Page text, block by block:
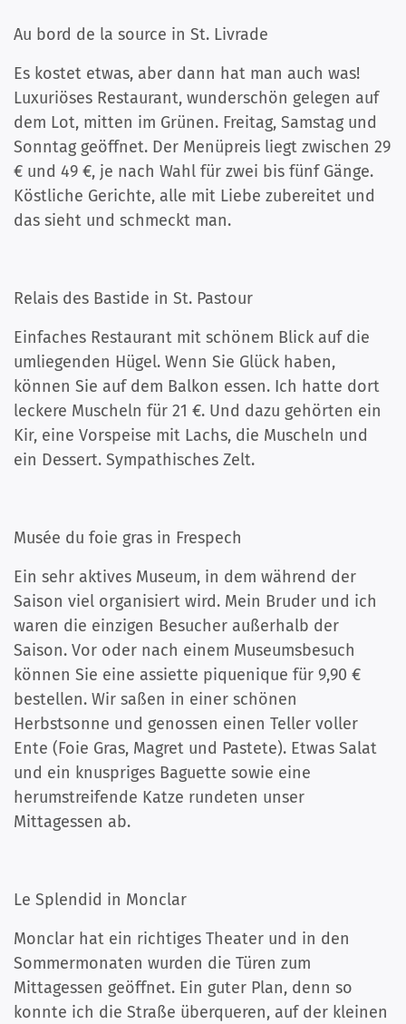
Au bord de la source in St. Livrade
Es kostet etwas, aber dann hat man auch was!
Luxuriöses Restaurant, wunderschön gelegen auf
dem Lot, mitten im Grünen. Freitag, Samstag und
Sonntag geöffnet. Der Menüpreis liegt zwischen 29
€ und 49 €, je nach Wahl für zwei bis fünf Gänge.
Köstliche Gerichte, alle mit Liebe zubereitet und
das sieht und schmeckt man.
Relais des Bastide in St. Pastour
Einfaches Restaurant mit schönem Blick auf die
umliegenden Hügel. Wenn Sie Glück haben,
können Sie auf dem Balkon essen. Ich hatte dort
leckere Muscheln für 21 €. Und dazu gehörten ein
Kir, eine Vorspeise mit Lachs, die Muscheln und
ein Dessert. Sympathisches Zelt.
Musée du foie gras in Frespech
Ein sehr aktives Museum, in dem während der
Saison viel organisiert wird. Mein Bruder und ich
waren die einzigen Besucher außerhalb der
Saison. Vor oder nach einem Museumsbesuch
können Sie eine assiette piquenique für 9,90 €
bestellen. Wir saßen in einer schönen
Herbstsonne und genossen einen Teller voller
Ente (Foie Gras, Magret und Pastete). Etwas Salat
und ein knuspriges Baguette sowie eine
herumstreifende Katze rundeten unser
Mittagessen ab.
Le Splendid in Monclar
Monclar hat ein richtiges Theater und in den
Sommermonaten wurden die Türen zum
Mittagessen geöffnet. Ein guter Plan, denn so
konnte ich die Straße überqueren, auf der kleinen